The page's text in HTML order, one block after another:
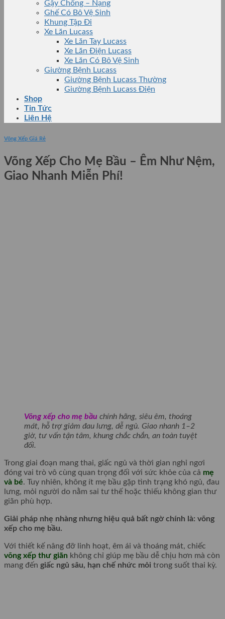
Gậy Chống – Nạng
Ghế Có Bô Vệ Sinh
Khung Tập Đi
Xe Lăn Lucass
Xe Lăn Tay Lucass
Xe Lăn Điện Lucass
Xe Lăn Có Bô Vệ Sinh
Giường Bệnh Lucass
Giường Bệnh Lucass Thường
Giường Bệnh Lucass Điện
Shop
Tin Tức
Liên Hệ
Võng Xếp Giá Rẻ
Võng Xếp Cho Mẹ Bầu – Êm Như Nệm,
Giao Nhanh Miễn Phí!
Võng xếp cho mẹ bầu chính hãng, siêu êm, thoáng
mát, hỗ trợ giảm đau lưng, dễ ngủ. Giao nhanh 1–2
giờ, tư vấn tận tâm, khung chắc chắn, an toàn tuyệt
đối.
Trong giai đoạn mang thai, giấc ngủ và thời gian nghỉ ngơi
đóng vai trò vô cùng quan trọng đối với sức khỏe của cả mẹ
và bé. Tuy nhiên, không ít mẹ bầu gặp tình trạng khó ngủ, đau
lưng, mỏi người do nằm sai tư thế hoặc thiếu không gian thư
giãn phù hợp.
Giải pháp nhẹ nhàng nhưng hiệu quả bất ngờ chính là: võng
xếp cho mẹ bầu.
Với thiết kế nâng đỡ linh hoạt, êm ái và thoáng mát, chiếc
võng xếp thư giãn không chỉ giúp mẹ bầu dễ chịu hơn mà còn
mang đến giấc ngủ sâu, hạn chế nhức mỏi trong suốt thai kỳ.